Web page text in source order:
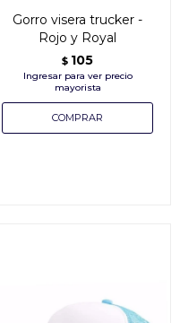
Gorro visera trucker -
Rojo y Royal
$ 105